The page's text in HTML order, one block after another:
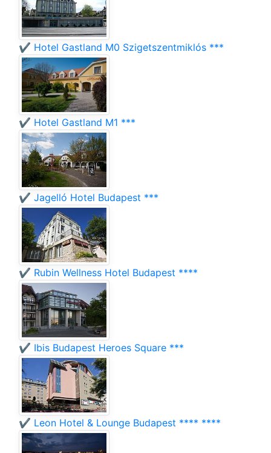
✔️ Hotel Gastland M0 Szigetszentmiklós ***
✔️ Hotel Gastland M1 ***
✔️ Jagelló Hotel Budapest ***
✔️ Rubin Wellness Hotel Budapest ****
✔️ Ibis Budapest Heroes Square ***
✔️ Leon Hotel & Lounge Budapest **** ****